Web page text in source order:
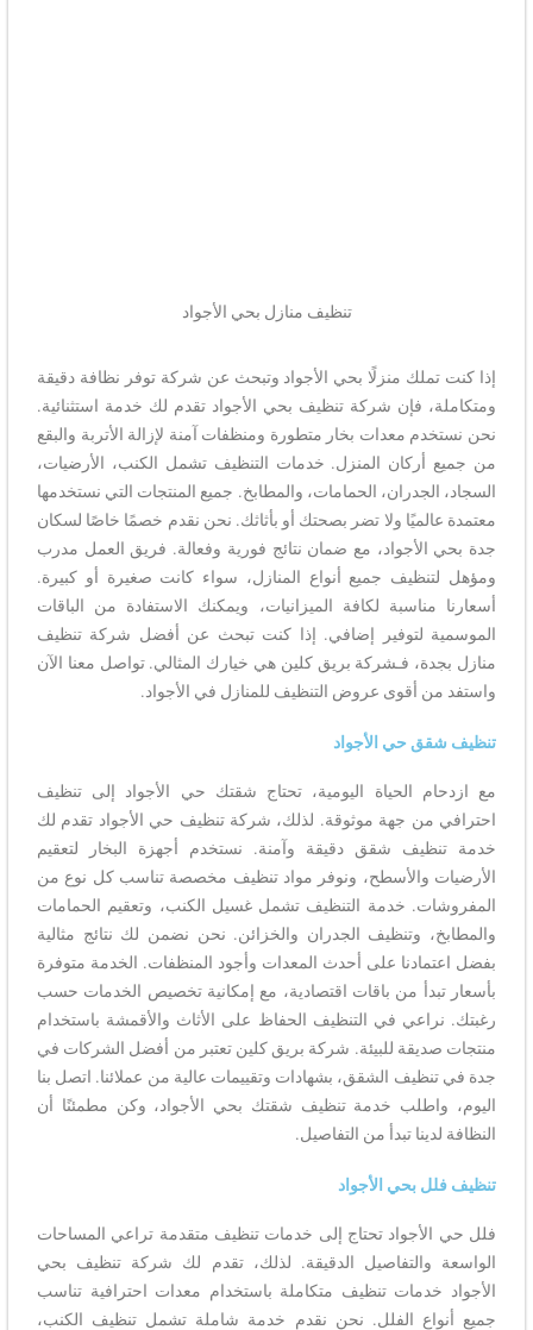
تنظيف منازل بحي الأجواد
إذا كنت تملك منزلًا بحي الأجواد وتبحث عن شركة توفر نظافة دقيقة
ومتكاملة، فإن شركة تنظيف بحي الأجواد تقدم لك خدمة استثنائية.
نحن نستخدم معدات بخار متطورة ومنظفات آمنة لإزالة الأتربة والبقع
من جميع أركان المنزل. خدمات التنظيف تشمل الكنب، الأرضيات،
السجاد، الجدران، الحمامات، والمطابخ. جميع المنتجات التي نستخدمها
معتمدة عالميًا ولا تضر بصحتك أو بأثاثك. نحن نقدم خصمًا خاصًا لسكان
جدة بحي الأجواد، مع ضمان نتائج فورية وفعالة. فريق العمل مدرب
ومؤهل لتنظيف جميع أنواع المنازل، سواء كانت صغيرة أو كبيرة.
أسعارنا مناسبة لكافة الميزانيات، ويمكنك الاستفادة من الباقات
الموسمية لتوفير إضافي. إذا كنت تبحث عن أفضل شركة تنظيف
منازل بجدة، فـشركة بريق كلين هي خيارك المثالي. تواصل معنا الآن
واستفد من أقوى عروض التنظيف للمنازل في الأجواد.
تنظيف شقق حي الأجواد
مع ازدحام الحياة اليومية، تحتاج شقتك حي الأجواد إلى تنظيف
احترافي من جهة موثوقة. لذلك، شركة تنظيف حي الأجواد تقدم لك
خدمة تنظيف شقق دقيقة وآمنة. نستخدم أجهزة البخار لتعقيم
الأرضيات والأسطح، ونوفر مواد تنظيف مخصصة تناسب كل نوع من
المفروشات. خدمة التنظيف تشمل غسيل الكنب، وتعقيم الحمامات
والمطابخ، وتنظيف الجدران والخزائن. نحن نضمن لك نتائج مثالية
بفضل اعتمادنا على أحدث المعدات وأجود المنظفات. الخدمة متوفرة
بأسعار تبدأ من باقات اقتصادية، مع إمكانية تخصيص الخدمات حسب
رغبتك. نراعي في التنظيف الحفاظ على الأثاث والأقمشة باستخدام
منتجات صديقة للبيئة. شركة بريق كلين تعتبر من أفضل الشركات في
جدة في تنظيف الشقق، بشهادات وتقييمات عالية من عملائنا. اتصل بنا
اليوم، واطلب خدمة تنظيف شقتك بحي الأجواد، وكن مطمئنًا أن
النظافة لدينا تبدأ من التفاصيل.
تنظيف فلل بحي الأجواد
فلل حي الأجواد تحتاج إلى خدمات تنظيف متقدمة تراعي المساحات
الواسعة والتفاصيل الدقيقة. لذلك، تقدم لك شركة تنظيف بحي
الأجواد خدمات تنظيف متكاملة باستخدام معدات احترافية تناسب
جميع أنواع الفلل. نحن نقدم خدمة شاملة تشمل تنظيف الكنب،